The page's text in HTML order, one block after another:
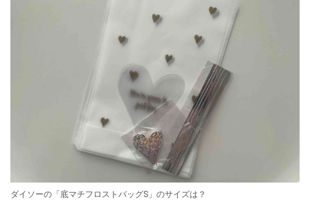
ダイソーの「底マチフロストバッグS」のサイズは？